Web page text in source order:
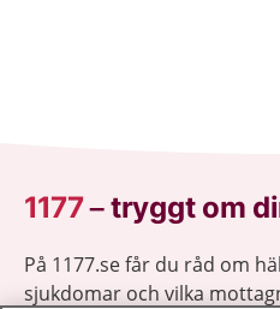
1177–tryggt om
På 1177.se får du råd om
sjukdomar och vilka